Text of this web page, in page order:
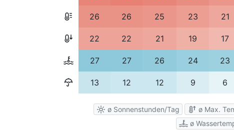
26 26 25 23 21
22 22 21 19 17
27 27 26 24 23
13 12 12 9 6
ø Sonnenstunden/Tag ø Max.
ø